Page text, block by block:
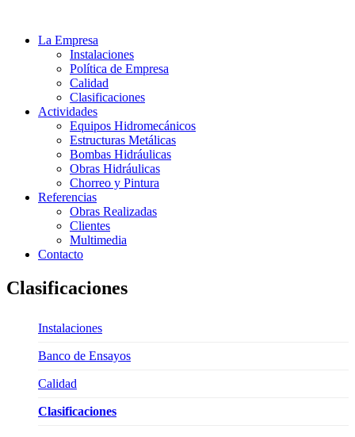
La Empresa
Instalaciones
Política de Empresa
Calidad
Clasificaciones
Actividades
Equipos Hidromecánicos
Estructuras Metálicas
Bombas Hidráulicas
Obras Hidráulicas
Chorreo y Pintura
Referencias
Obras Realizadas
Clientes
Multimedia
Contacto
Clasificaciones
Instalaciones
Banco de Ensayos
Calidad
Clasificaciones